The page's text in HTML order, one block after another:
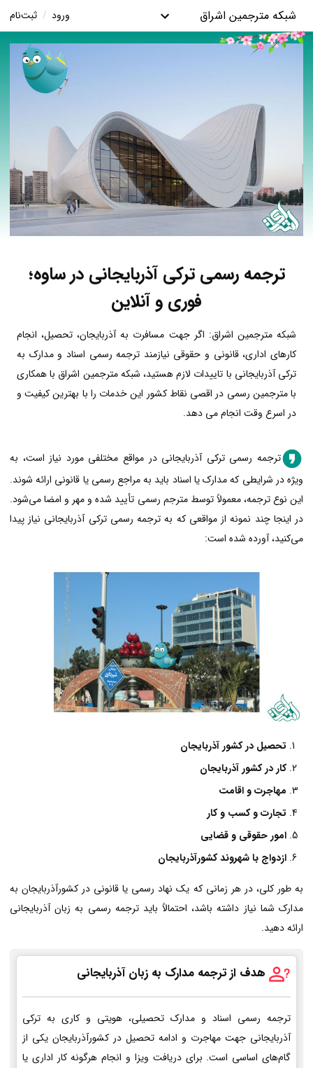
شبکه مترجمین اشراق ورود / ثبت‌نام
ترجمه رسمی ترکی آذربایجانی در ساوه؛
فوری و آنلاین
شبکه مترجمین اشراق: اگر جهت مسافرت به آذربایجان، تحصیل، انجام
کارهای اداری، قانونی و حقوقی نیازمند ترجمه رسمی اسناد و مدارک به
ترکی آذربایجانی با تاییدات لازم هستید، شبکه مترجمین اشراق با همکاری
با مترجمین رسمی در اقصی نقاط کشور این خدمات را با بهترین کیفیت و
در اسرع وقت انجام می دهد.
ترجمه رسمی ترکی آذربایجانی در مواقع مختلفی مورد نیاز است، به
ویژه در شرایطی که مدارک یا اسناد باید به مراجع رسمی یا قانونی ارائه شوند.
این نوع ترجمه، معمولاً توسط مترجم رسمی تأیید شده و مهر و امضا می‌شود.
در اینجا چند نمونه از مواقعی که به ترجمه رسمی ترکی آذربایجانی نیاز پیدا
می‌کنید، آورده شده است:
تحصیل در کشور آذربایجان
کار در کشور آذربایجان
مهاجرت و اقامت
تجارت و کسب و کار
امور حقوقی و قضایی
ازدواج با شهروند کشورآذربایجان
به طور کلی، در هر زمانی که یک نهاد رسمی یا قانونی در کشورآذربایجان به
مدارک شما نیاز داشته باشد، احتمالاً باید ترجمه رسمی به زبان آذربایجانی
ارائه دهید.
هدف از ترجمه مدارک به زبان آذربایجانی
ترجمه رسمی اسناد و مدارک تحصیلی، هویتی و کاری به ترکی
آذربایجانی جهت مهاجرت و ادامه تحصیل در کشورآذربایجان یکی از
گام‌های اساسی است. برای دریافت ویزا و انجام هرگونه کار اداری یا